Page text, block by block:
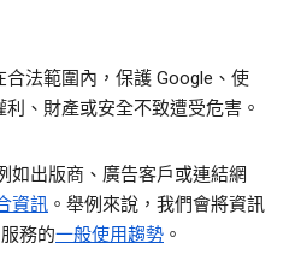
合法範圍內，保護 Google、使
、財產或安全不致遭受危害。
如出版商、廣告客戶或連結網
資訊 。舉例來說，我們會將資訊
務的一般使用趨勢 。